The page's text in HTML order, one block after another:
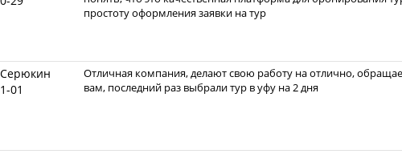
простоту оформления заявки на тур
01
Отличная компания, делают свою работу на отлично,
вам, последний раз выбрали тур в уфу на 2 дня